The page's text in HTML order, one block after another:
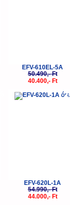
EFV-610EL-5A
50.490,- Ft
40.400,- Ft
-
EFV-620L-1A
54.990,- Ft
44.000,- Ft